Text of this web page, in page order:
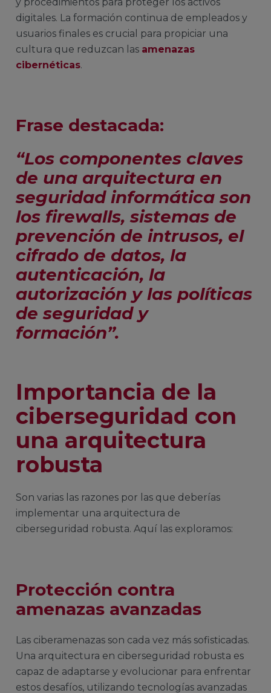
digitales. La formación continua de empleados y
usuarios finales es crucial para propiciar una
cultura que reduzcan las amenazas
cibernéticas.
Frase destacada:
“Los componentes claves
de una arquitectura en
seguridad informática son
los firewalls, sistemas de
prevención de intrusos, el
cifrado de datos, la
autenticación, la
autorización y las políticas
de seguridad y
formación”.
Importancia de la
ciberseguridad con
una arquitectura
robusta
Son varias las razones por las que deberías
implementar una arquitectura de
ciberseguridad robusta. Aquí las exploramos:
Protección contra
amenazas avanzadas
Las ciberamenazas son cada vez más sofisticadas.
Una arquitectura en ciberseguridad robusta es
capaz de adaptarse y evolucionar para enfrentar
estos desafíos, utilizando tecnologías avanzadas